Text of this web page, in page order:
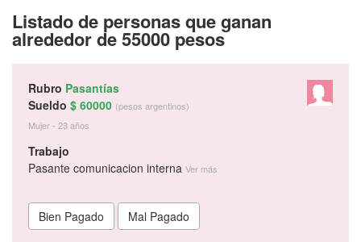
Listado de personas que ganan
alrededor de 55000 pesos
Rubro Pasantías
Sueldo $ 60000 (pesos argentinos)
Mujer - 23 años
Trabajo
Pasante comunicacion interna Ver más